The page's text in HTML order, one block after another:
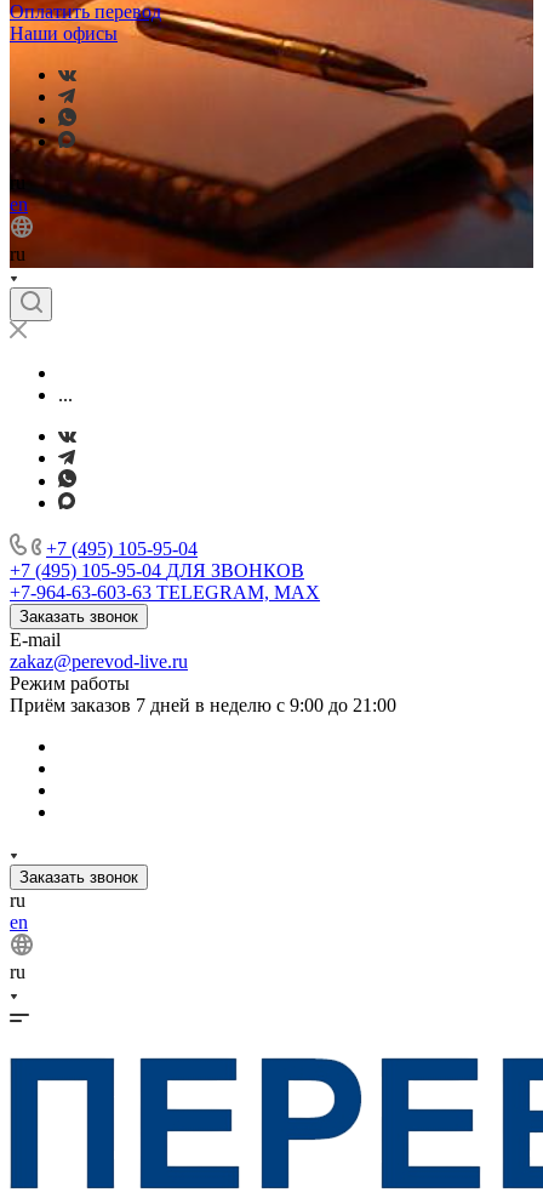
Оплатить перевод
Наши офисы
ru
en
ru
...
+7 (495) 105-95-04
+7 (495) 105-95-04 ДЛЯ ЗВОНКОВ
+7-964-63-603-63 TELEGRAM, MAX
Заказать звонок
E-mail
zakaz@perevod-live.ru
Режим работы
Приём заказов 7 дней в неделю с 9:00 до 21:00
Заказать звонок
ru
en
ru